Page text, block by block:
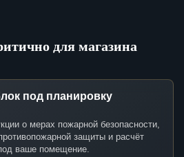
для магазина
под планировку
о мерах пожарной безопасности,
защиты и расчёт
ваше помещение.